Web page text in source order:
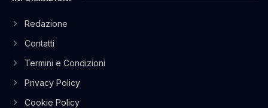
Redazione
Contatti
Termini e Condizioni
Privacy Policy
Cookie Policy